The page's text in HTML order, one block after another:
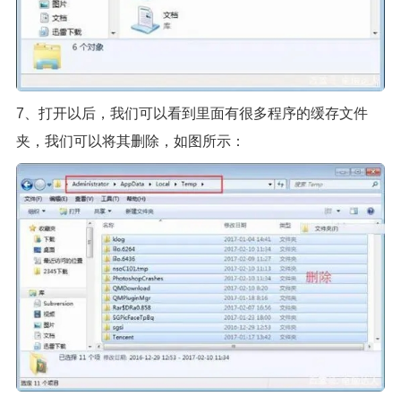
7、打开以后，我们可以看到里面有很多程序的缓存文件
夹，我们可以将其删除，如图所示：